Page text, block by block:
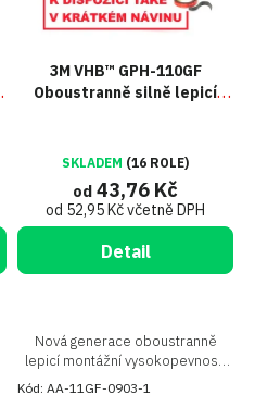
3M VHB™ GPH-110GF
Oboustranně silně lepicí
SKLADEM (16 ROLE)
od 52,95 Kč včetně DPH
od 43,76 Kč
Detail
Nová generace oboustranně
lepicí montážní vysokopevností
pěnové pásky pro náročné spoje
Kód: AA-11GF-0903-1